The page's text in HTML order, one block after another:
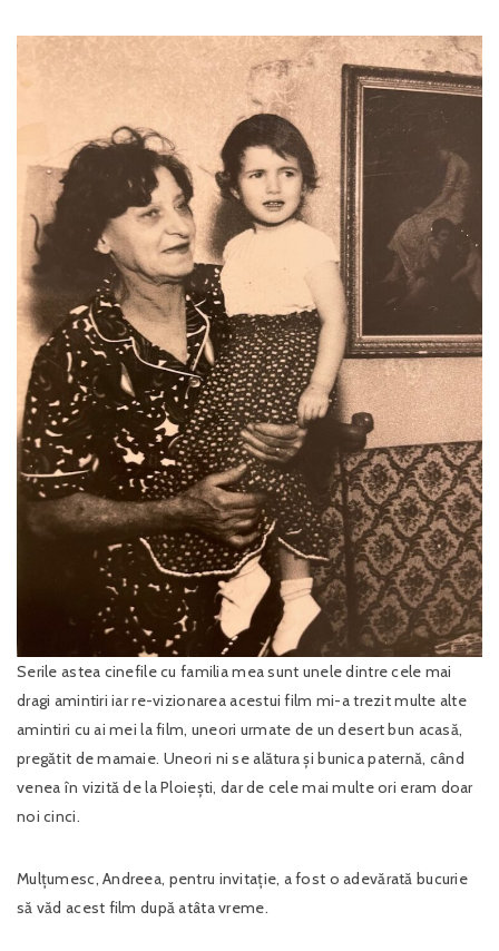
Serile astea cinefile cu familia mea sunt unele dintre cele mai
dragi amintiri iar re-vizionarea acestui film mi-a trezit multe alte
amintiri cu ai mei la film, uneori urmate de un desert bun acasă,
pregătit de mamaie. Uneori ni se alătura și bunica paternă, când
venea în vizită de la Ploiești, dar de cele mai multe ori eram doar
noi cinci.
Mulțumesc, Andreea, pentru invitație, a fost o adevărată bucurie
să văd acest film după atâta vreme.